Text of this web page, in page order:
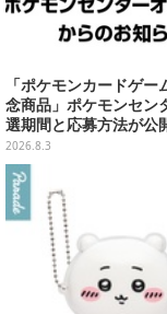
「ポケモンカードゲー
念商品」ポケモンセン
選期間と応募方法が公
2026.8.3